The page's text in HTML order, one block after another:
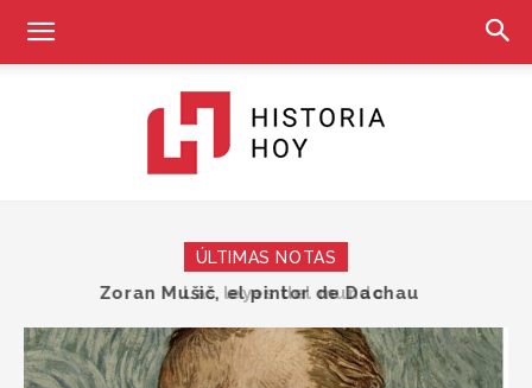
Hoy
ÚLTIMAS NOTAS
Las leyes del mundo